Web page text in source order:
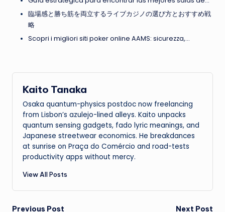
臨場感と勝ち筋を両立するライブカジノの選び方とおすすめ戦
略
Scopri i migliori siti poker online AAMS: sicurezza,…
Kaito Tanaka
Osaka quantum-physics postdoc now freelancing
from Lisbon’s azulejo-lined alleys. Kaito unpacks
quantum sensing gadgets, fado lyric meanings, and
Japanese streetwear economics. He breakdances
at sunrise on Praça do Comércio and road-tests
productivity apps without mercy.
View All Posts
Previous Post Next Post